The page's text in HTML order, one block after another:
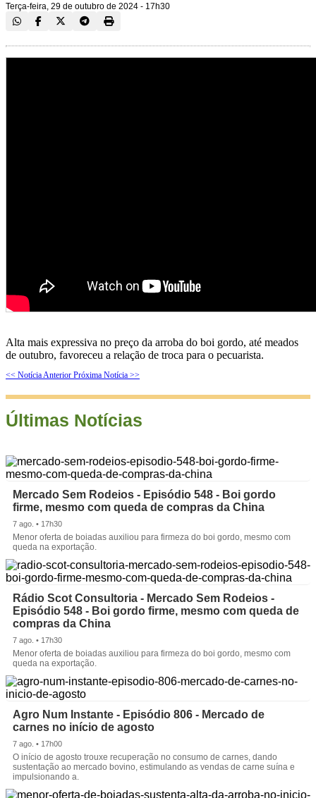
Terça-feira, 29 de outubro de 2024 - 17h30
Alta mais expressiva no preço da arroba do boi gordo, até meados
de outubro, favoreceu a relação de troca para o pecuarista.
<< Notícia Anterior Próxima Notícia >>
Últimas Notícias
Mercado Sem Rodeios - Episódio 548 - Boi gordo
firme, mesmo com queda de compras da China
7 ago. • 17h30
Menor oferta de boiadas auxiliou para firmeza do boi gordo, mesmo com
queda na exportação.
Rádio Scot Consultoria - Mercado Sem Rodeios -
Episódio 548 - Boi gordo firme, mesmo com queda de
compras da China
7 ago. • 17h30
Menor oferta de boiadas auxiliou para firmeza do boi gordo, mesmo com
queda na exportação.
Agro Num Instante - Episódio 806 - Mercado de
carnes no início de agosto
7 ago. • 17h00
O início de agosto trouxe recuperação no consumo de carnes, dando
sustentação ao mercado bovino, estimulando as vendas de carne suína e
impulsionando a.